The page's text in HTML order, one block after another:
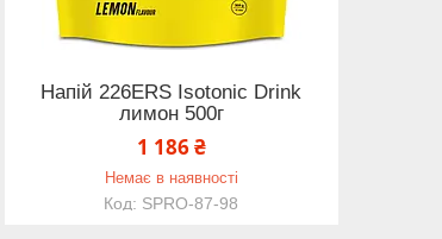
Напій 226ERS Isotonic Drink
лимон 500г
1 186 ₴
Немає в наявності
SPRO-87-98